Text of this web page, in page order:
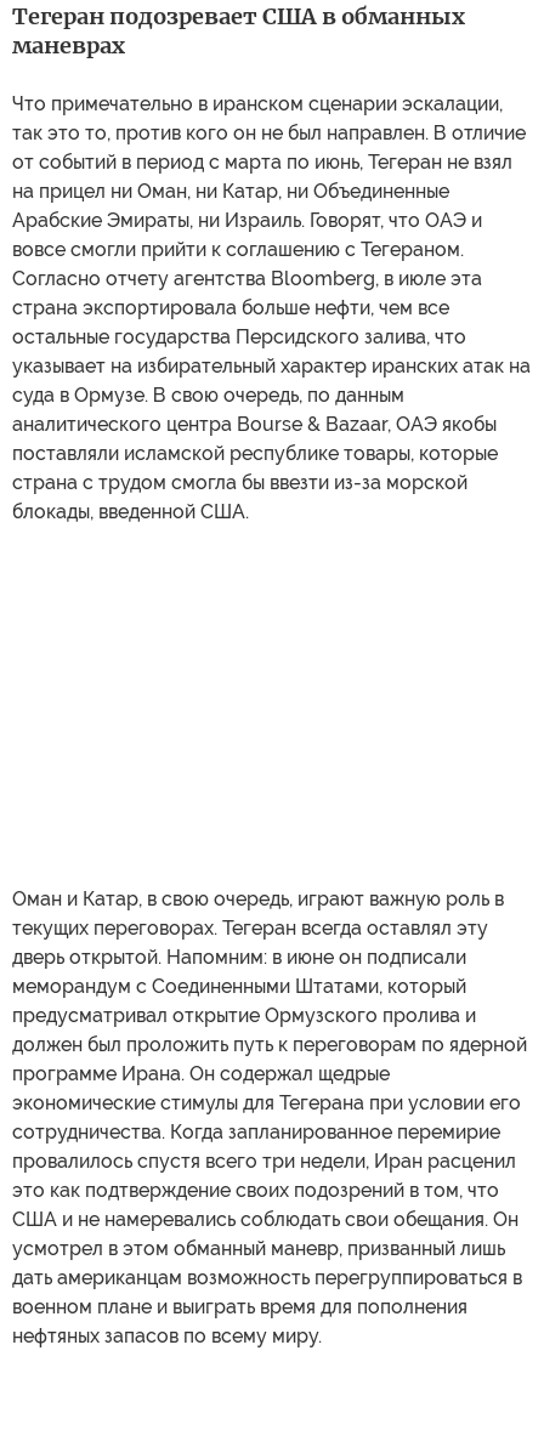
Тегеран подозревает США в обманных
маневрах
Что примечательно в иранском сценарии эскалации,
так это то, против кого он не был направлен. В отличие
от событий в период с марта по июнь, Тегеран не взял
на прицел ни Оман, ни Катар, ни Объединенные
Арабские Эмираты, ни Израиль. Говорят, что ОАЭ и
вовсе смогли прийти к соглашению с Тегераном.
Согласно отчету агентства Bloomberg, в июле эта
страна экспортировала больше нефти, чем все
остальные государства Персидского залива, что
указывает на избирательный характер иранских атак на
суда в Ормузе. В свою очередь, по данным
аналитического центра Bourse & Bazaar, ОАЭ якобы
поставляли исламской республике товары, которые
страна с трудом смогла бы ввезти из-за морской
блокады, введенной США.
Оман и Катар, в свою очередь, играют важную роль в
текущих переговорах. Тегеран всегда оставлял эту
дверь открытой. Напомним: в июне он подписали
меморандум с Соединенными Штатами, который
предусматривал открытие Ормузского пролива и
должен был проложить путь к переговорам по ядерной
программе Ирана. Он содержал щедрые
экономические стимулы для Тегерана при условии его
сотрудничества. Когда запланированное перемирие
провалилось спустя всего три недели, Иран расценил
это как подтверждение своих подозрений в том, что
США и не намеревались соблюдать свои обещания. Он
усмотрел в этом обманный маневр, призванный лишь
дать американцам возможность перегруппироваться в
военном плане и выиграть время для пополнения
нефтяных запасов по всему миру.